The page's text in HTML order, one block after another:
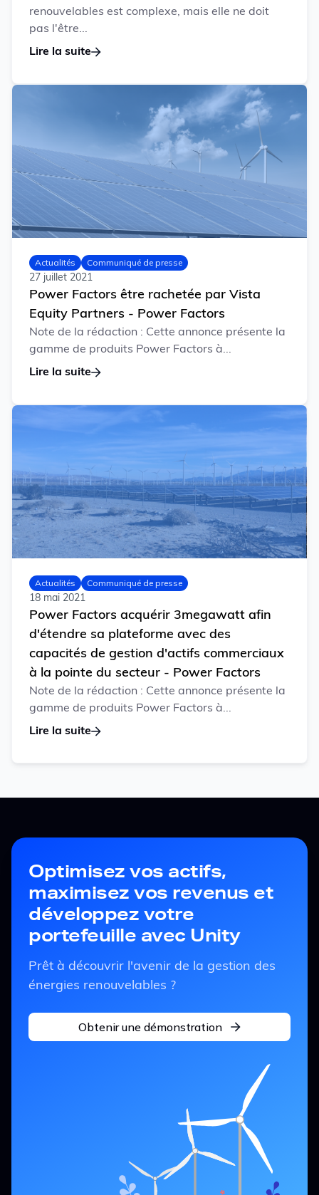
renouvelables est complexe, mais elle ne doit
pas l'être...
Lire la suite
Actualités
Communiqué de presse
27 juillet 2021
Power Factors être rachetée par Vista
Equity Partners - Power Factors
Note de la rédaction : Cette annonce présente la
gamme de produits Power Factors à...
Lire la suite
Actualités
Communiqué de presse
18 mai 2021
Power Factors acquérir 3megawatt afin
d'étendre sa plateforme avec des
capacités de gestion d'actifs commerciaux
à la pointe du secteur - Power Factors
Note de la rédaction : Cette annonce présente la
gamme de produits Power Factors à...
Lire la suite
Optimisez vos actifs,
maximisez vos revenus et
développez votre
portefeuille avec Unity
Prêt à découvrir l'avenir de la gestion des
énergies renouvelables ?
Obtenir une démonstration